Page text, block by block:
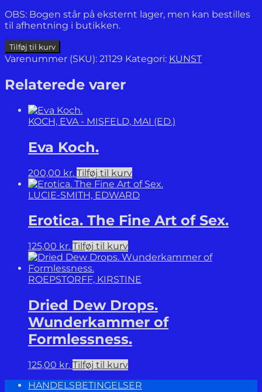
OBS: Bogen står på eksternt lager, men kan bestilles
til afhentning i butikken.
Born
Abstract.
Tilføj til kurv
Varenummer (SKU): 21129 Kategori: KUNST
Relaterede varer
KOCH, EVA - MISFELD, MAI (ED.)
Eva Koch.
200,00 kr. Tilføj til kurv
LUCIE-SMITH, EDWARD
Erotica. The Fine Art of Sex.
125,00 kr. Tilføj til kurv
ROEPSTORFF, KIRSTINE
Dried Dew Drops.
Wunderkammer of
Formlessness.
125,00 kr. Tilføj til kurv
HANDELSBETINGELSER